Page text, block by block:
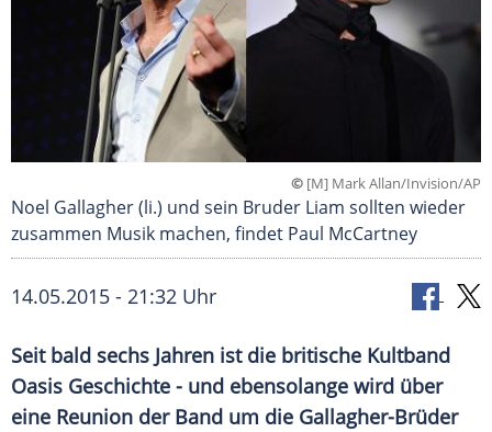
© [M] Mark Allan/Invision/AP
Noel Gallagher (li.) und sein Bruder Liam sollten wieder
zusammen Musik machen, findet Paul McCartney
14.05.2015 - 21:32 Uhr
Seit bald sechs Jahren ist die britische Kultband
Oasis Geschichte - und ebensolange wird über
eine Reunion der Band um die Gallagher-Brüder